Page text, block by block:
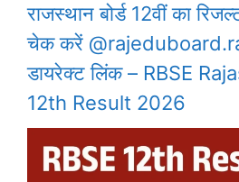
राजस्थान बोर्ड 12वीं का
चेक करें
डायरेक्ट लिंक – RBSE
12th Result 2026